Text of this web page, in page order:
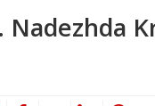
Nadezhda